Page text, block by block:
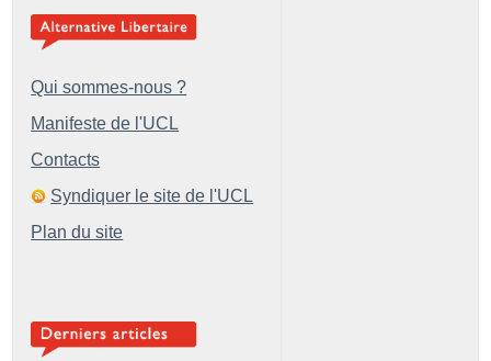
Qui sommes-nous ?
Manifeste de l'UCL
Contacts
Syndiquer le site de l'UCL
Plan du site